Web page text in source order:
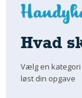
Hvad
Vælg en
løst din opgave